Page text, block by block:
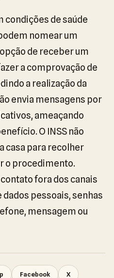
condições de saúde
nomear um
de receber um
a comprovação de
a realização da
envia mensagens por
ameaçando
O INSS não
casa para recolher
o procedimento.
fora dos canais
pessoais, senhas
mensagem ou
Facebook X